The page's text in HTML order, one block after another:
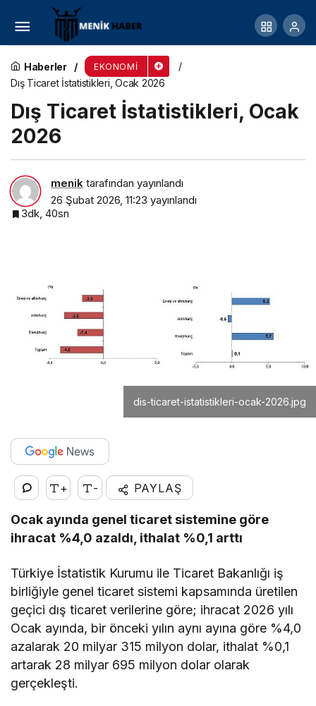
Haberler EKONOMI
Dış Ticaret İstatistikleri, Ocak 2026
Dış Ticaret İstatistikleri, Ocak
2026
menik tarafından yayınlandı
26 Şubat 2026, 11:23 yayınlandı
3dk, 40sn
dis-ticaret-istatistikleri-ocak-2026.jpg
+ - PAYLAŞ
Ocak ayında genel ticaret sistemine göre
ihracat %4,0 azaldı, ithalat %0,1 arttı
Türkiye İstatistik Kurumu ile Ticaret Bakanlığı iş
birliğiyle genel ticaret sistemi kapsamında üretilen
geçici dış ticaret verilerine göre; ihracat 2026 yılı
Ocak ayında, bir önceki yılın aynı ayına göre %4,0
azalarak 20 milyar 315 milyon dolar, ithalat %0,1
artarak 28 milyar 695 milyon dolar olarak
gerçekleşti.
Ev sahiplerine dijital çözüm: Konut piyasası takibi
Ev Eksperi ile kolaylaşıyor